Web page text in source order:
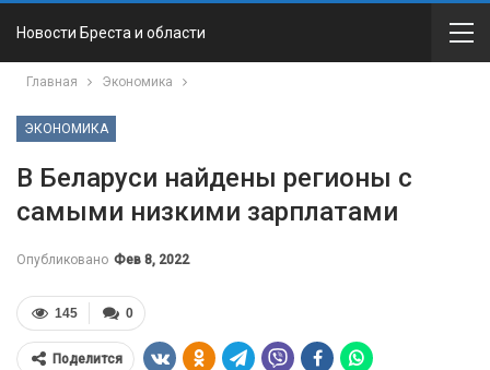
Новости Бреста и области
Главная Экономика
ЭКОНОМИКА
В Беларуси найдены регионы с
самыми низкими зарплатами
Опубликовано Фев 8, 2022
0
145
Поделится